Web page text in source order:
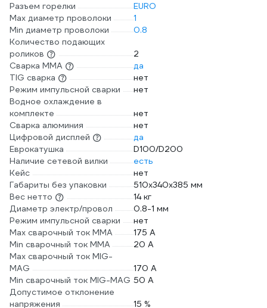
Разъем горелки
EURO
Max диаметр проволоки
1
Min диаметр проволоки
0.8
Количество подающих
роликов
2
Сварка ММА
да
TIG сварка
нет
Режим импульсной сварки
нет
Водное охлаждение в
комплекте
нет
Сварка алюминия
нет
Цифровой дисплей
да
Еврокатушка
D100/D200
Наличие сетевой вилки
есть
Кейс
нет
Габариты без упаковки
510х340х385 мм
Вес нетто
14 кг
Диаметр электр/провол
0.8-1 мм
Режим импульсной сварки
нет
Max сварочный ток ММА
175 А
Min сварочный ток ММА
20 А
Max сварочный ток MIG-
MAG
170 А
Min сварочный ток MIG-MAG 50 А
Допустимое отклонение
напряжения
15 %